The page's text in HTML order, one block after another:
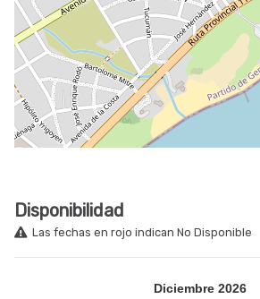
Disponibilidad
Las fechas en rojo indican No Disponible
Diciembre 2026